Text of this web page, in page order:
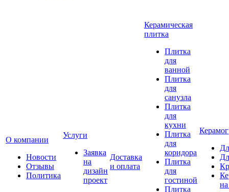
О компании
Новости
Отзывы
Политика
Услуги
Заявка
на
дизайн
проект
Доставка
и оплата
Керамическая
плитка
Плитка
для
ванной
Плитка
для
санузла
Плитка
для
кухни
Плитка
для
коридора
Плитка
для
гостиной
Плитка